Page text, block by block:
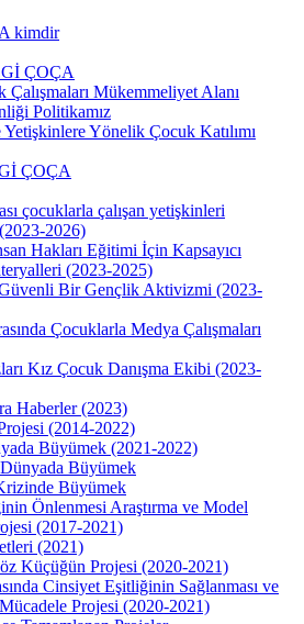
kimdir
ÇOÇA
Mükemmeliyet Alanı
Politikamız
Yönelik Çocuk Katılımı
ÇOÇA
çocuklarla çalışan yetişkinleri
2026)
Hakları Eğitimi İçin Kapsayıcı
(2023-2025)
Güvenli Bir Gençlik Aktivizmi (2023-
Çocuklarla Medya Çalışmaları
Kız Çocuk Danışma Ekibi (2023-
Haberler (2023)
(2014-2022)
Büyümek (2021-2022)
Büyümek
Büyümek
Önlenmesi Araştırma ve Model
(2017-2021)
(2021)
Küçüğün Projesi (2020-2021)
Cinsiyet Eşitliğinin Sağlanması ve
Mücadele Projesi (2020-2021)